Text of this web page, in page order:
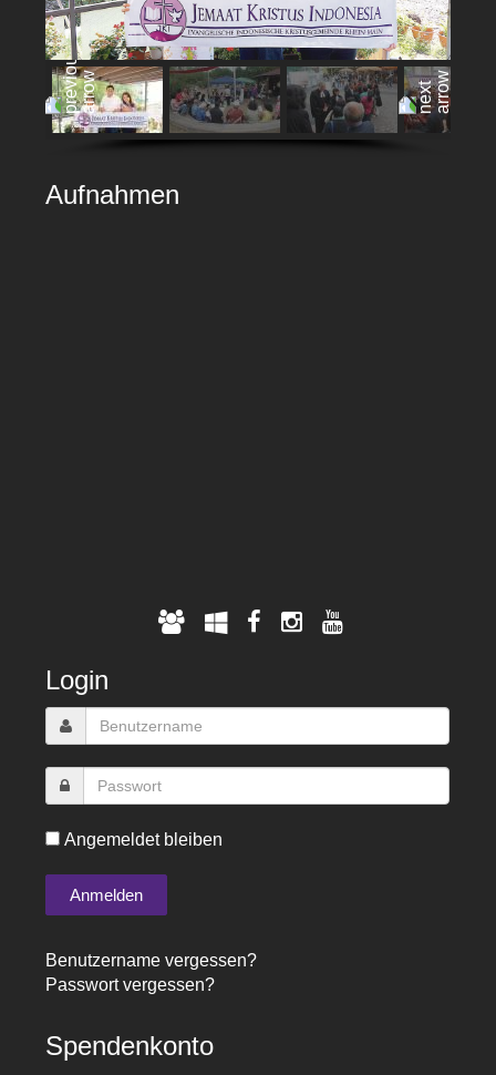
Aufnahmen
Login
Angemeldet bleiben
Benutzername vergessen?
Passwort vergessen?
Spendenkonto